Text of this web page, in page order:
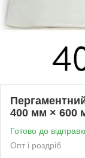
400 мм × 600
Готово до
Опт і роздріб